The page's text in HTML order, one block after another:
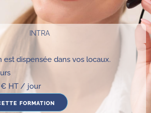
INTRA
est dispensée dans vos locaux.
€ HT / jour
FORMATION